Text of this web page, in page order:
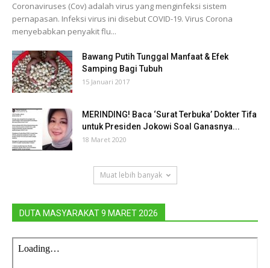
Coronaviruses (Cov) adalah virus yang menginfeksi sistem
pernapasan. Infeksi virus ini disebut COVID-19. Virus Corona
menyebabkan penyakit flu...
Bawang Putih Tunggal Manfaat & Efek
Samping Bagi Tubuh
15 Januari 2017
MERINDING! Baca ‘Surat Terbuka’ Dokter Tifa
untuk Presiden Jokowi Soal Ganasnya...
18 Maret 2020
Muat lebih banyak
DUTA MASYARAKAT 9 MARET 2026